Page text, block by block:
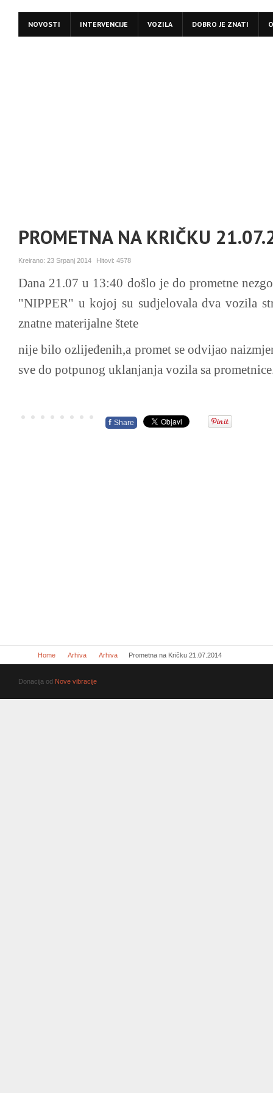
NOVOSTI INTERVENCIJE VOZILA DOBRO JE ZNATI
PROMETNA NA KRIČKU
Kreirano: 23 Srpanj 2014 Hitovi: 4578
Dana 21.07 u 13:40 došlo je do prometne
"NIPPER" u kojoj su sudjelovala dva vozila
znatne materijalne štete
nije bilo ozlijeđenih,a promet se odvijao
sve do potpunog uklanjanja vozila sa
f Share
Home Arhiva Arhiva Prometna na Kričku 21.07.2014
Donacija od Nove vibracije